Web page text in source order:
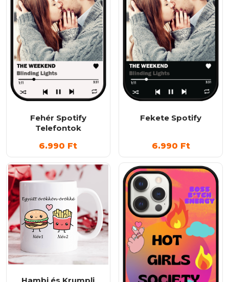
Fehér Spotify
Telefontok
6.990 Ft
Fekete Spotify
6.990 Ft